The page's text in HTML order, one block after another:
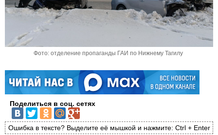
Фото: отделение пропаганды ГАИ по Нижнему Тагилу
Поделиться в соц. сетях
Ошибка в тексте? Выделите её мышкой и нажмите: Ctrl + Enter